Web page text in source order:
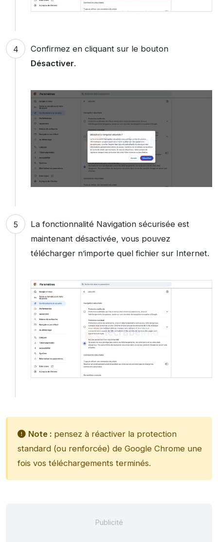
Confirmez en cliquant sur le bouton
Désactiver.
La fonctionnalité Navigation sécurisée est
maintenant désactivée, vous pouvez
télécharger n’importe quel fichier sur Internet.
Note : pensez à réactiver la protection
standard (ou renforcée) de Google Chrome une
fois vos téléchargements terminés.